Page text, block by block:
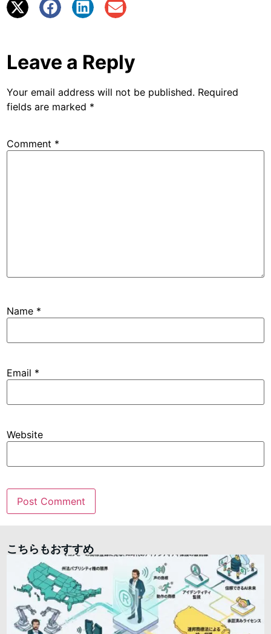
Leave a Reply
Your email address will not be published. Required
fields are marked *
Comment *
Name *
Email *
Website
こちらもおすすめ